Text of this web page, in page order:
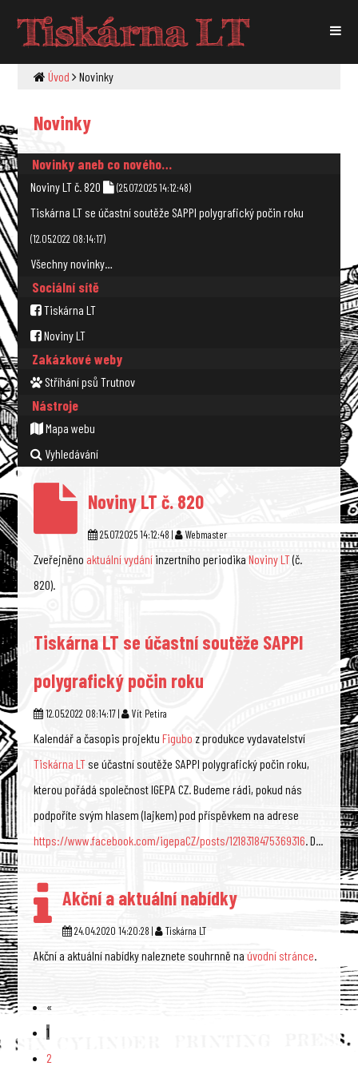
Tiskárna LT
Úvod Novinky
Novinky
Novinky aneb co nového…
Noviny LT č. 820 (25.07.2025 14:12:48)
Tiskárna LT se účastní soutěže SAPPI polygrafický počin roku
(12.05.2022 08:14:17)
Všechny novinky…
Sociální sítě
Tiskárna LT
Noviny LT
Zakázkové weby
Stříhání psů Trutnov
Nástroje
Mapa webu
Vyhledávání
Noviny LT č. 820
25.07.2025 14:12:48 | Webmaster
Zveřejněnoaktuální vydání inzertního periodikaNoviny LT(č.
820).
Tiskárna LT se účastní soutěže SAPPI
polygrafický počin roku
12.05.2022 08:14:17 | Vít Petira
Kalendář a časopis projektuFigubo z produkce vydavatelství
Tiskárna LT se účastní soutěže SAPPI polygrafický počin roku,
kterou pořádá společnost IGEPA CZ. Budeme rádi, pokud nás
podpoříte svým hlasem (lajkem) pod příspěvkem na adrese
https://www.facebook.com/igepaCZ/posts/1218318475369316. D...
Akční a aktuální nabídky
24.04.2020 14:20:28 | Tiskárna LT
Akční a aktuální nabídky naleznete souhrnně naúvodní stránce.
«
1
2